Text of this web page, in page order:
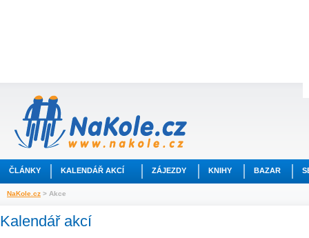
ČLÁNKY KALENDÁŘ AKCÍ ZÁJEZDY KNIHY BAZAR
NaKole.cz > Akce
Kalendář akcí